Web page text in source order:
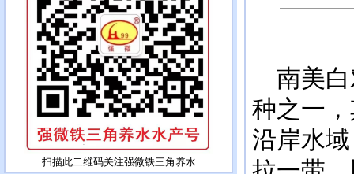
扫描此二维码关注强微铁三角养水
南美白
种之一
沿岸水